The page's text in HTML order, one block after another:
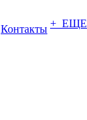
Контакты + ЕЩЕ